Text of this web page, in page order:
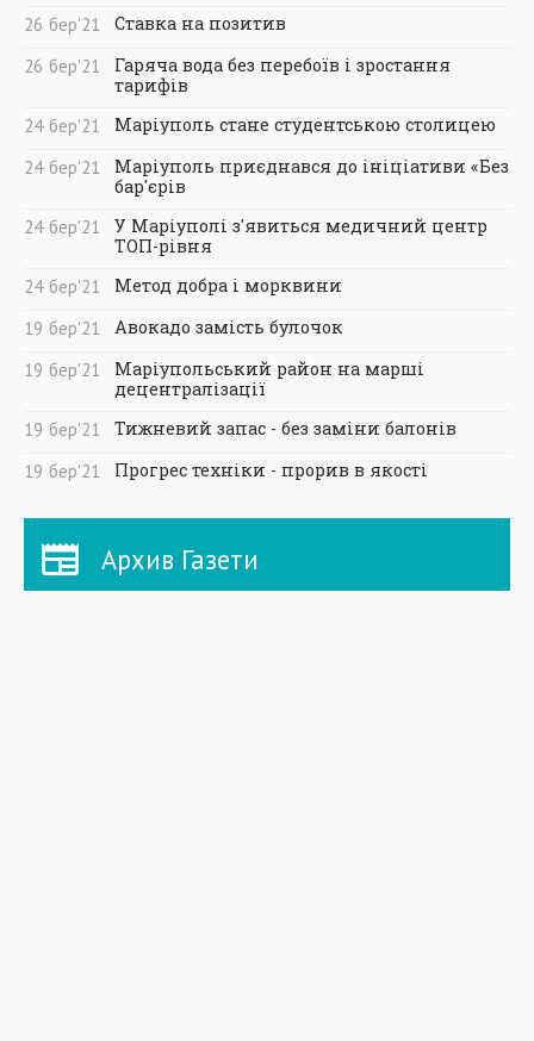
26 бер'21
Ставка на позитив
26 бер'21
Гаряча вода без перебоїв і зростання
тарифів
24 бер'21
Маріуполь стане студентською столицею
24 бер'21
Маріуполь приєднався до ініціативи «Без
бар'єрів
24 бер'21
У Маріуполі з'явиться медичний центр
ТОП-рівня
24 бер'21
Метод добра і морквини
19 бер'21
Авокадо замість булочок
19 бер'21
Маріупольський район на марші
децентралізації
19 бер'21
Тижневий запас - без заміни балонів
19 бер'21 Прогрес техніки - прорив в якості
Архив Газети